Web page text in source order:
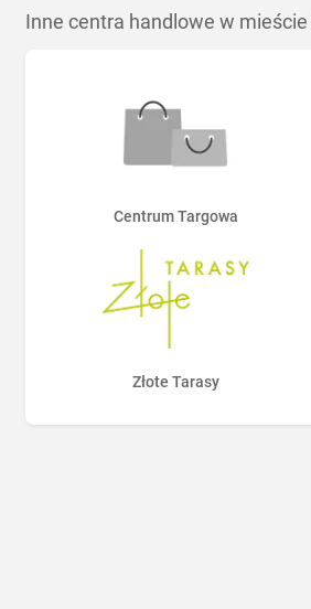
Inne centra handlowe w mieście
Centrum Targowa
Złote Tarasy